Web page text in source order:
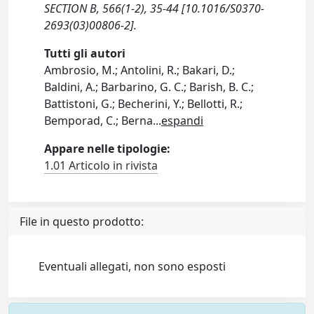
SECTION B, 566(1-2), 35-44 [10.1016/S0370-
2693(03)00806-2].
Tutti gli autori
Ambrosio, M.; Antolini, R.; Bakari, D.;
Baldini, A.; Barbarino, G. C.; Barish, B. C.;
Battistoni, G.; Becherini, Y.; Bellotti, R.;
Bemporad, C.; Berna...espandi
Appare nelle tipologie:
1.01 Articolo in rivista
File in questo prodotto:
Eventuali allegati, non sono esposti